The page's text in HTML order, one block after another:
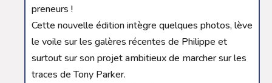
preneurs !
Cette nouvelle édition intègre quelques photos, lève
le voile sur les galères récentes de Philippe et
surtout sur son projet ambitieux de marcher sur les
traces de Tony Parker.